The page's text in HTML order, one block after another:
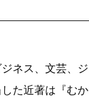
ネス、文芸、
た近著は『む